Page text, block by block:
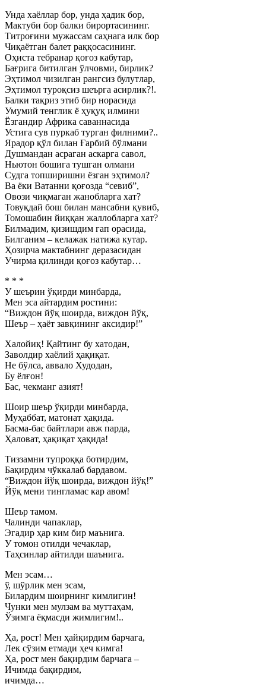
Унда хаёллар бор, унда ҳадик бор,
Мактуби бор балки бирортасининг.
Титроғини мужассам саҳнага илк бор
Чиқаётган балет раққосасининг.
Оҳиста тебранар қоғоз кабутар,
Бағрига битилган ўлчовми, бирлик?
Эҳтимол чизилган рангсиз булутлар,
Эҳтимол туроқсиз шеърга асирлик?!.
Балки тақриз этиб бир норасида
Умумий тенглик ё ҳуқуқ илмини
Ёзгандир Африка саваннасида
Устига сув пуркаб турган филними?..
Ярадор қўл билан Ғарбий бўлмани
Душмандан асраган аскарга савол,
Ньютон бошига тушган олмани
Судга топширишни ёзган эҳтимол?
Ва ёки Ватанни қоғозда “севиб”,
Овози чиқмаган жанобларга хат?
Товуқдай бош билан мансабни қувиб,
Томошабин йиққан жаллобларга хат?
Билмадим, қизишдим гап орасида,
Билганим – келажак натижа кутар.
Ҳозирча мактабнинг деразасидан
Учирма қилинди қоғоз кабутар…
* * *
У шеърин ўқирди минбарда,
Мен эса айтардим ростини:
“Виждон йўқ шоирда, виждон йўқ,
Шеър – ҳаёт завқининг аксидир!”
Халойиқ! Қайтинг бу хатодан,
Заволдир хаёлий ҳақиқат.
Не бўлса, аввало Худодан,
Бу ёлғон!
Бас, чекманг азият!
Шоир шеър ўқирди минбарда,
Муҳаббат, матонат ҳақида.
Басма-бас байтлари авж парда,
Ҳаловат, ҳақиқат ҳақида!
Тиззамни тупроққа ботирдим,
Бақирдим чўккалаб бардавом.
“Виждон йўқ шоирда, виждон йўқ!”
Йўқ мени тингламас кар авом!
Шеър тамом.
Чалинди чапаклар,
Эгадир ҳар ким бир маънига.
У томон отилди чечаклар,
Таҳсинлар айтилди шаънига.
Мен эсам…
ў, шўрлик мен эсам,
Билардим шоирнинг кимлигин!
Чунки мен мулзам ва муттаҳам,
Ўзимга ёқмасди жимлигим!..
Ҳа, рост! Мен ҳайқирдим барчага,
Лек сўзим етмади ҳеч кимга!
Ҳа, рост мен бақирдим барчага –
Ичимда бақирдим,
ичимда…